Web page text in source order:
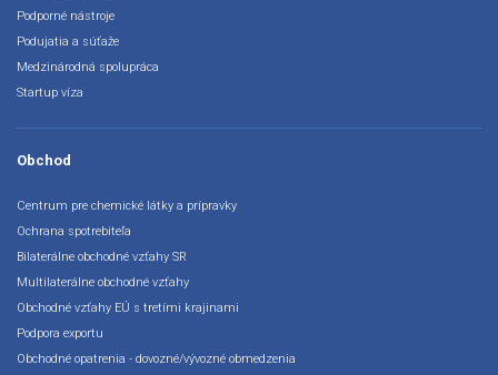
Podporné nástroje
Podujatia a súťaže
Medzinárodná spolupráca
Startup víza
Obchod
Centrum pre chemické látky a prípravky
Ochrana spotrebiteľa
Bilaterálne obchodné vzťahy SR
Multilaterálne obchodné vzťahy
Obchodné vzťahy EÚ s tretími krajinami
Podpora exportu
Obchodné opatrenia - dovozné/vývozné obmedzenia